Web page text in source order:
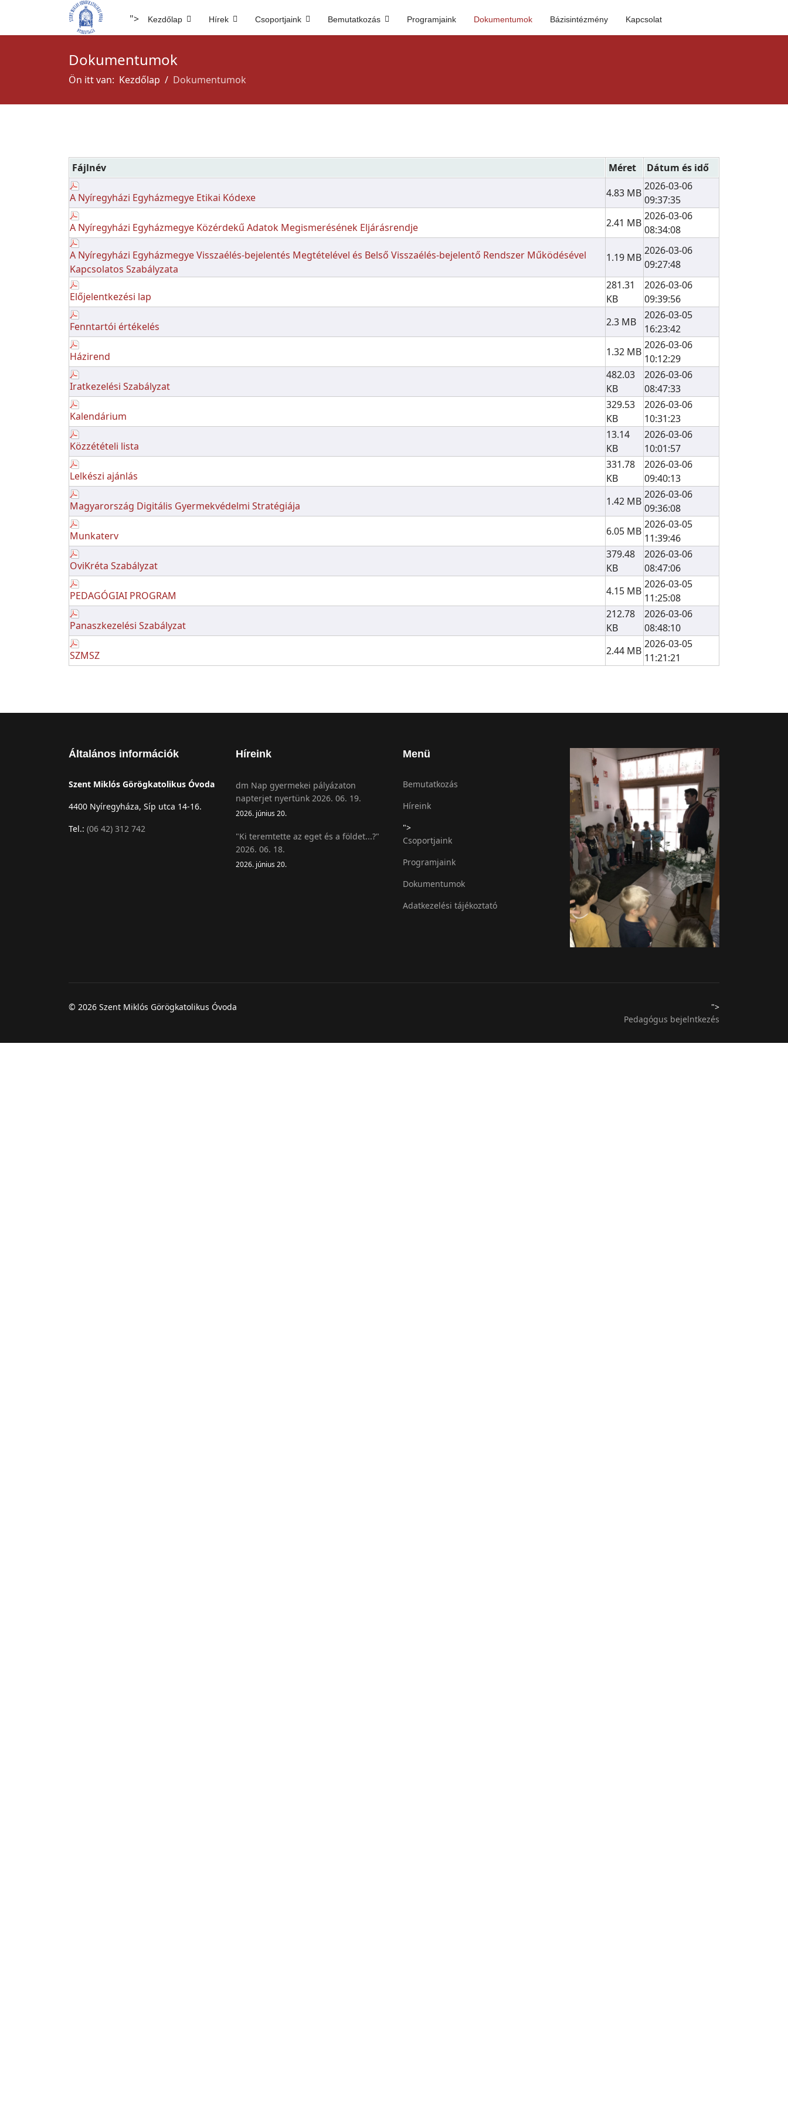
"> Kezdőlap Hírek Csoportjaink Bemutatkozás Programjaink Dokumentumok Bázisintézmény Kapcsolat
Dokumentumok
Ön itt van: Kezdőlap Dokumentumok
Fájlnév Méret Dátum és idő
A Nyíregyházi Egyházmegye Etikai Kódexe 4.83 MB
2026-03-06
09:37:35
A Nyíregyházi Egyházmegye Közérdekű Adatok Megismerésének Eljárásrendje 2.41 MB
2026-03-06
08:34:08
A Nyíregyházi Egyházmegye Visszaélés-bejelentés Megtételével és Belső Visszaélés-bejelentő Rendszer Működésével
Kapcsolatos Szabályzata
1.19 MB
2026-03-06
09:27:48
Előjelentkezési lap
281.31
KB
2026-03-06
09:39:56
Fenntartói értékelés 2.3 MB
2026-03-05
16:23:42
Házirend 1.32 MB
2026-03-06
10:12:29
Iratkezelési Szabályzat
482.03
KB
2026-03-06
08:47:33
Kalendárium
329.53
KB
2026-03-06
10:31:23
Közzétételi lista
13.14
KB
2026-03-06
10:01:57
Lelkészi ajánlás
331.78
KB
2026-03-06
09:40:13
Magyarország Digitális Gyermekvédelmi Stratégiája 1.42 MB
2026-03-06
09:36:08
Munkaterv 6.05 MB
2026-03-05
11:39:46
OviKréta Szabályzat
379.48
KB
2026-03-06
08:47:06
PEDAGÓGIAI PROGRAM 4.15 MB
2026-03-05
11:25:08
Panaszkezelési Szabályzat
212.78
KB
2026-03-06
08:48:10
SZMSZ 2.44 MB
2026-03-05
11:21:21
Általános információk
Szent Miklós Görögkatolikus Óvoda
4400 Nyíregyháza, Síp utca 14-16.
Tel.: (06 42) 312 742
Híreink
dm Nap gyermekei pályázaton
napterjet nyertünk 2026. 06. 19.
2026. június 20.
"Ki teremtette az eget és a földet...?"
2026. 06. 18.
2026. június 20.
Menü
Bemutatkozás
Híreink
">
Csoportjaink
Programjaink
Dokumentumok
Adatkezelési tájékoztató
© 2026 Szent Miklós Görögkatolikus Óvoda
">
Pedagógus bejelntkezés